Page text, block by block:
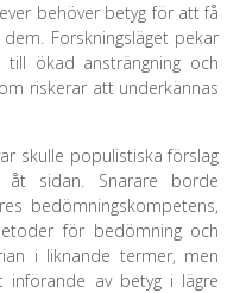
behöver betyg för att få
Forskningsläget pekar
ökad ansträngning och
riskerar att underkännas
skulle populistiska förslag
sidan. Snarare borde
bedömningskompetens,
för bedömning och
i liknande termer, men
av betyg i lägre